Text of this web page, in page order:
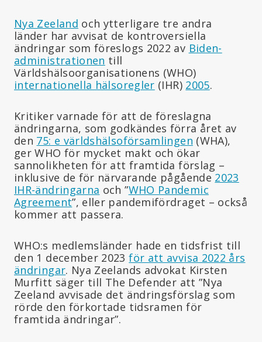
Nya Zeeland och ytterligare tre andra
länder har avvisat de kontroversiella
ändringar som föreslogs 2022 av Biden-
administrationen till
Världshälsoorganisationens (WHO)
internationella hälsoregler (IHR) 2005.
Kritiker varnade för att de föreslagna
ändringarna, som godkändes förra året av
den 75: e världshälsoförsamlingen (WHA),
ger WHO för mycket makt och ökar
sannolikheten för att framtida förslag –
inklusive de för närvarande pågående 2023
IHR-ändringarna och ”WHO Pandemic
Agreement”, eller pandemifördraget – också
kommer att passera.
WHO:s medlemsländer hade en tidsfrist till
den 1 december 2023för att avvisa 2022 års
ändringar. Nya Zeelands advokat Kirsten
Murfitt säger till The Defender att ”Nya
Zeeland avvisade det ändringsförslag som
rörde den förkortade tidsramen för
framtida ändringar”.